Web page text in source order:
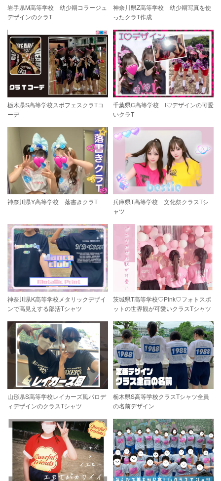
岩手県M高等学校 幼少期コラージュ
デザインのクラT
神奈川県Z高等学校 幼少期写真を使
ったクラT作成
栃木県S高等学校スポフェスクラTコ
ーデ
千葉県C高等学校 I♡デザインの可愛
いクラT
神奈川県Y高等学校 落書きクラT
兵庫県T高等学校 文化祭クラスTシ
ャツ
神奈川県K高等学校メタリックデザイ
ンで高見えする部活Tシャツ
茨城県T高等学校♡Pink♡フォトスポ
ットの世界観が可愛いクラスTシャツ
山形県S高等学校レイカーズ風パロデ
ィデザインのクラスTシャツ
栃木県S高等学校クラスTシャツ全員
の名前デザイン